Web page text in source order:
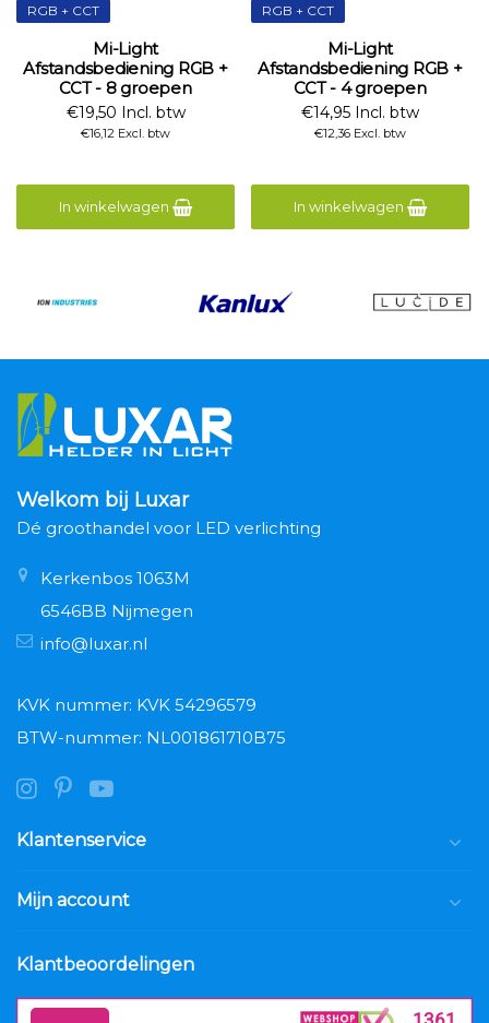
RGB + CCT
Mi-Light
Afstandsbediening RGB +
CCT - 8 groepen
€19,50 Incl. btw
€16,12 Excl. btw
In winkelwagen
RGB + CCT
Mi-Light
Afstandsbediening RGB +
CCT - 4 groepen
€14,95 Incl. btw
€12,36 Excl. btw
In winkelwagen
Welkom bij Luxar
Dé groothandel voor LED verlichting
Kerkenbos 1063M
6546BB Nijmegen
info@luxar.nl
KVK nummer: KVK 54296579
BTW-nummer: NL001861710B75
Klantenservice
Mijn account
Klantbeoordelingen